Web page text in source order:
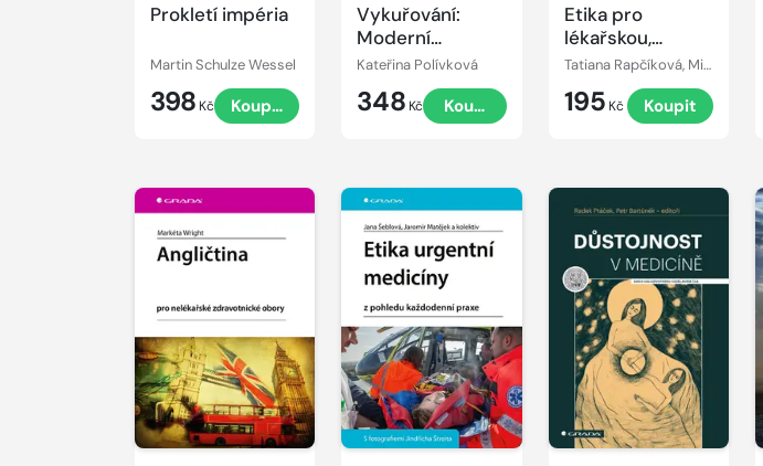
Prokletí impéria
Martin Schulze Wessel
398 Kč Koupit
Vykuřování:
Moderní
průvodce
vonnými dýmy
Kateřina Polívková
348 Kč Koupit
Etika pro
lékařskou,
zdravotnickou a
záchranářskou
praxi
Tatiana Rapčíková, Michaela Gorná
195 Kč Koupit